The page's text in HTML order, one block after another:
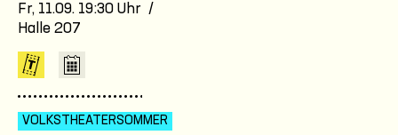
Fr, 11.09. 19:30 Uhr /
Halle 207
VOLKSTHEATER­SOMMER